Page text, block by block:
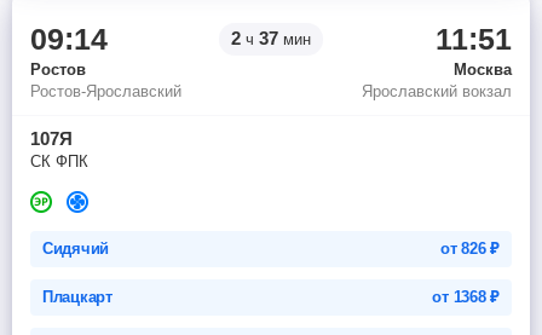
09:14 2 ч 37 мин 11:51
Ростов
Москва
Ростов-Ярославский
Ярославский вокзал
107Я
СК ФПК
Сидячий от826₽
Плацкарт от 1368₽